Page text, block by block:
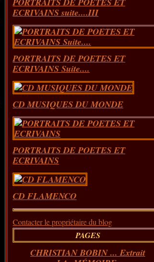
ECRIVAINS suite....III
PORTRAITS DE POETES ET
ECRIVAINS Suite....
CD MUSIQUES DU MONDE
PORTRAITS DE POETES ET
ECRIVAINS
CD FLAMENCO
Contacter le propriétaire du blog
PAGES
CHRISTIAN BOBIN ... Extrait